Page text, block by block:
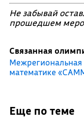
Не забывай
прошедшем
Связанная
математике
Еще по теме